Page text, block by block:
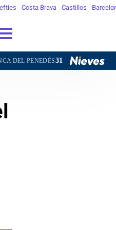
Costa Brava Castillos
31,7° VILANOVA I LA GELTRÚ31,5°